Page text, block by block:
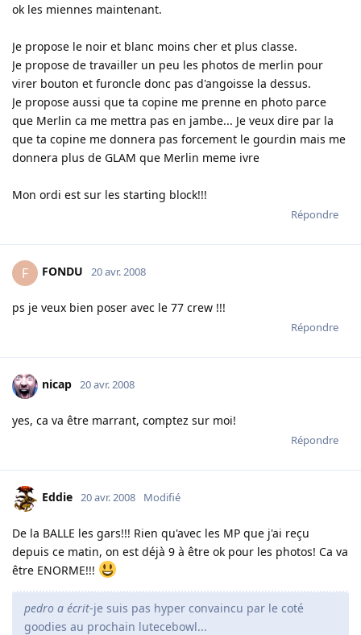
ok les miennes maintenant.
Je propose le noir et blanc moins cher et plus classe.
Je propose de travailler un peu les photos de merlin pour
virer bouton et furoncle donc pas d'angoisse la dessus.
Je propose aussi que ta copine me prenne en photo parce
que Merlin ca me mettra pas en jambe... Je veux dire par la
que ta copine me donnera pas forcement le gourdin mais me
donnera plus de GLAM que Merlin meme ivre
Mon ordi est sur les starting block!!!
Répondre
F FONDU 20 avr. 2008
ps je veux bien poser avec le 77 crew !!!
Répondre
nicap 20 avr. 2008
yes, ca va être marrant, comptez sur moi!
Répondre
Eddie 20 avr. 2008 Modifié
De la BALLE les gars!!! Rien qu'avec les MP que j'ai reçu
depuis ce matin, on est déjà 9 à être ok pour les photos! Ca va
être ENORME!!!
pedro a écrit-je suis pas hyper convaincu par le coté
goodies au prochain lutecebowl...